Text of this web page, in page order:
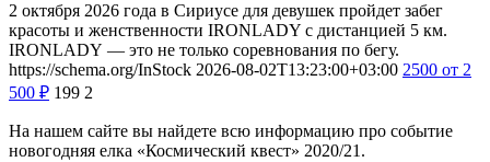
2 октября 2026 года в Сириусе для девушек пройдет забег
красоты и женственности IRONLADY с дистанцией 5 км.
IRONLADY — это не только соревнования по бегу.
https://schema.org/InStock 2026-08-02T13:23:00+03:00 2500 от 2
500 ₽ 199 2
На нашем сайте вы найдете всю информацию про событие
новогодняя елка «Космический квест» 2020/21.